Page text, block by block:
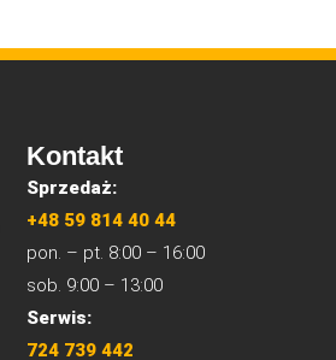
Kontakt
Sprzedaż:
+48 59 814 40 44
pon. – pt. 8:00 – 16:00
sob. 9:00 – 13:00
Serwis:
724 739 442